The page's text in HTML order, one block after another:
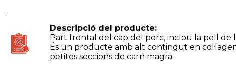
Descripció del producte:
Part frontal del cap del porc, inclou la pell de
És un producte amb alt contingut en
petites seccions de carn magra.